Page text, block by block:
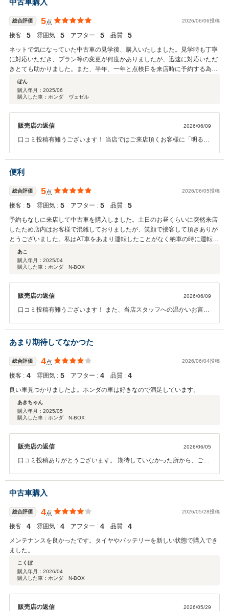
中古車購入
総合評価 5点 2026/06/06投稿
接客 : 5 雰囲気 : 5 アフター : 5 品質 : 5
ネットで気になっていた中古車の見学後、購入いたしました。見学時も丁寧
に対応いただき、プラン等の変更が何度かありましたが、迅速に対応いただ
きとても助かりました。また、半年、一年と点検日を来店時に予約する為、
安心して乗り続けられます！店内に入った時の大きな挨拶がいつも心地よい
です！
ぽん
購入年月： 2025/06
購入した車：ホンダ ヴェゼル
販売店の返信 2026/06/09
口コミ投稿有難うございます！ 当店ではご来店頂くお客様に「明る
けております。 また、経験豊富な整備士が大切なお車を点検させて頂
いておりますので、 今後とも末永いお付き合いの程どうぞよろしくお
便利
総合評価 5点 2026/06/05投稿
接客 : 5 雰囲気 : 5 アフター : 5 品質 : 5
予約もなしに来店して中古車を購入しました。土日のお昼くらいに突然来店
したため店内はお客様で混雑しておりましたが、笑顔で接客して頂きありが
とうございました。私はAT車をあまり運転したことがなく納車の時に運転の
仕方まで親切に教えて頂きとても感謝しております。アフターサービスも細
く気にして頂いてるのでなにかと安心しております。今後ともこちらを利用
させて頂きたいと思います。
あこ
購入年月： 2025/04
購入した車：ホンダ N-BOX
販売店の返信 2026/06/09
口コミ投稿有難うございます！ また、当店スタッフへの温かいお言葉
ー、雑誌、フリーWi-Fi、 またキッズコーナーもありますので、点検
や整備でご来店の際も是非ゆっくりと お過ごし下さいませ。今後とも
末永いお付き合いの程よろしくお願いします！
あまり期待してなかつた
総合評価 4点 2026/06/04投稿
接客 : 4 雰囲気 : 5 アフター : 4 品質 : 4
良い車見つかりましたよ。ホンダの車は好きなので満足しています。
あきちゃん
購入年月： 2025/05
購入した車：ホンダ N-BOX
販売店の返信 2026/06/05
口コミ投稿ありがとうございます。 期待していなかった所から、ご満
程よろしくお願いいたします！！
中古車購入
総合評価 4点 2026/05/28投稿
接客 : 4 雰囲気 : 4 アフター : 4 品質 : 4
メンテナンスを良かったです。タイヤやバッテリーを新しい状態で購入でき
ました。
こくぼ
購入年月： 2026/04
購入した車：ホンダ N-BOX
販売店の返信 2026/05/29